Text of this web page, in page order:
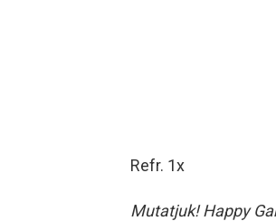
Refr. 1x
Mutatjuk! Happy